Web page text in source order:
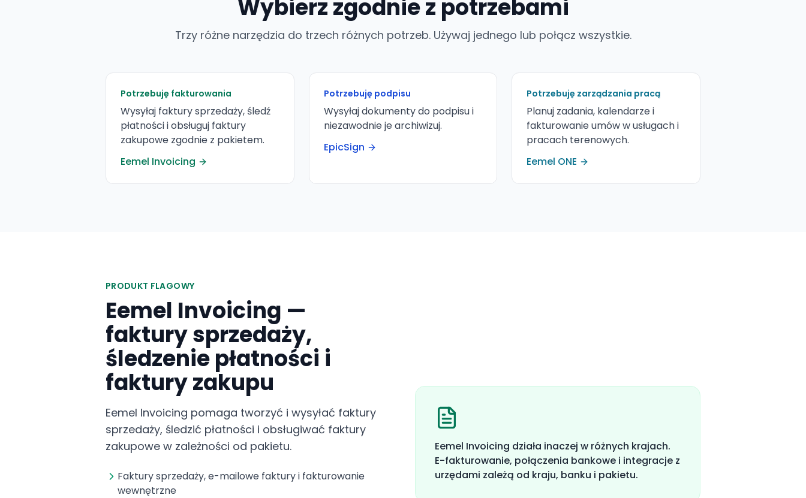
Wybierz zgodnie z potrzebami
Trzy różne narzędzia do trzech różnych potrzeb. Używaj jednego lub połącz wszystkie.
Potrzebuję fakturowania
Wysyłaj faktury sprzedaży, śledź
płatności i obsługuj faktury
zakupowe zgodnie z pakietem.
Eemel Invoicing
Potrzebuję podpisu
Wysyłaj dokumenty do podpisu i
niezawodnie je archiwizuj.
EpicSign
Potrzebuję zarządzania pracą
Planuj zadania, kalendarze i
fakturowanie umów w usługach i
pracach terenowych.
Eemel ONE
PRODUKT FLAGOWY
Eemel Invoicing —
faktury sprzedaży,
śledzenie płatności i
faktury zakupu
Eemel Invoicing pomaga tworzyć i wysyłać faktury
sprzedaży, śledzić płatności i obsługiwać faktury
zakupowe w zależności od pakietu.
Faktury sprzedaży, e-mailowe faktury i fakturowanie
wewnętrzne
Eemel Invoicing działa inaczej w różnych krajach.
E-fakturowanie, połączenia bankowe i integracje z
urzędami zależą od kraju, banku i pakietu.